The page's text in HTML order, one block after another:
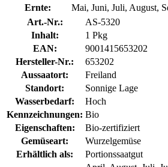
Ernte:
Mai, Juni, Juli, August,
Art.-Nr.:
AS-5320
Inhalt:
1 Pkg
EAN:
9001415653202
Hersteller-Nr.:
653202
Aussaatort:
Freiland
Standort:
Sonnige Lage
Wasserbedarf:
Hoch
Kennzeichnungen: Bio
Eigenschaften:
Bio-zertifiziert
Gemüseart:
Wurzelgemüse
Erhältlich als:
Portionssaatgut